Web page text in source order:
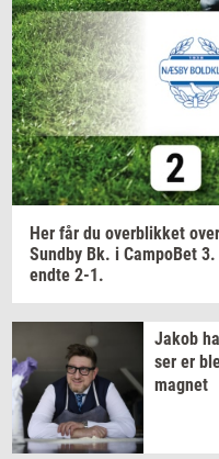
Navn
Jeg vil gerne
relevante tilbud
muligt at afmelde.
Her får du over­blik­ket over
Sund­by Bk. i Cam­po­Bet 3.
endte 2-1.
Jakob
ser er
magnet